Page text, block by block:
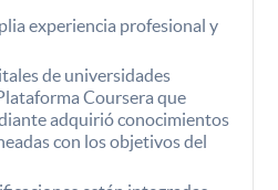
experiencia profesional y
de universidades
Coursera que
adquirió conocimientos
con los objetivos del